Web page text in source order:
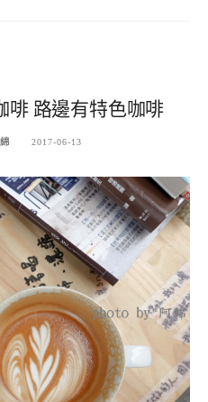
啡 路邊有特色咖啡
2017-06-13